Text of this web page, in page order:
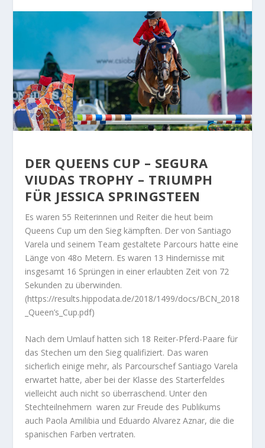
DER QUEENS CUP – SEGURA
VIUDAS TROPHY – TRIUMPH
FÜR JESSICA SPRINGSTEEN
Es waren 55 Reiterinnen und Reiter die heut beim
Queens Cup um den Sieg kämpften. Der von Santiago
Varela und seinem Team gestaltete Parcours hatte eine
Länge von 48o Metern. Es waren 13 Hindernisse mit
insgesamt 16 Sprüngen in einer erlaubten Zeit von 72
Sekunden zu überwinden.
(https://results.hippodata.de/2018/1499/docs/BCN_2018
_Queen’s_Cup.pdf)
Nach dem Umlauf hatten sich 18 Reiter-Pferd-Paare für
das Stechen um den Sieg qualifiziert. Das waren
sicherlich einige mehr, als Parcourschef Santiago Varela
erwartet hatte, aber bei der Klasse des Starterfeldes
vielleicht auch nicht so überraschend. Unter den
Stechteilnehmern waren zur Freude des Publikums
auch Paola Amilibia und Eduardo Alvarez Aznar, die die
spanischen Farben vertraten.